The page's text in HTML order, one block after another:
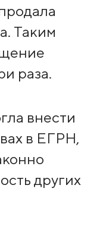
Таким
раза.
внести
в ЕГРН,
других